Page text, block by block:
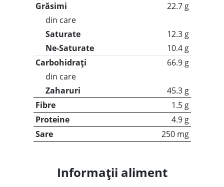
Grăsimi
22.7 g
din care
Saturate
12.3 g
Ne-Saturate
10.4 g
Carbohidrați
66.9 g
din care
Zaharuri
45.3 g
Fibre
1.5 g
Proteine
4.9 g
Sare
250 mg
Informații aliment